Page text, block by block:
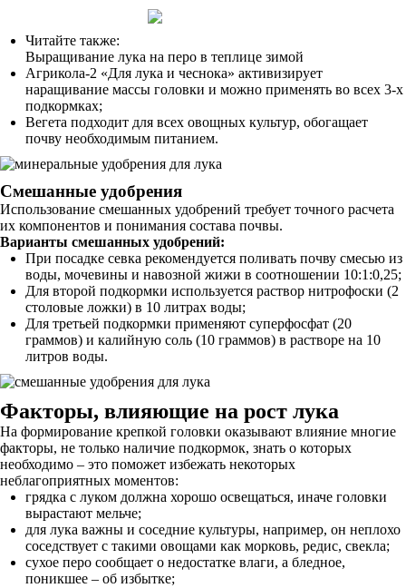
Читайте также:
Выращивание лука на перо в теплице зимой
Агрикола-2 «Для лука и чеснока» активизирует
наращивание массы головки и можно применять во всех 3-х
подкормках;
Вегета подходит для всех овощных культур, обогащает
почву необходимым питанием.
Смешанные удобрения
Использование смешанных удобрений требует точного расчета
их компонентов и понимания состава почвы.
Варианты смешанных удобрений:
При посадке севка рекомендуется поливать почву смесью из
воды, мочевины и навозной жижи в соотношении 10:1:0,25;
Для второй подкормки используется раствор нитрофоски (2
столовые ложки) в 10 литрах воды;
Для третьей подкормки применяют суперфосфат (20
граммов) и калийную соль (10 граммов) в растворе на 10
литров воды.
Факторы, влияющие на рост лука
На формирование крепкой головки оказывают влияние многие
факторы, не только наличие подкормок, знать о которых
необходимо – это поможет избежать некоторых
неблагоприятных моментов:
грядка с луком должна хорошо освещаться, иначе головки
вырастают мельче;
для лука важны и соседние культуры, например, он неплохо
соседствует с такими овощами как морковь, редис, свекла;
сухое перо сообщает о недостатке влаги, а бледное,
поникшее – об избытке;